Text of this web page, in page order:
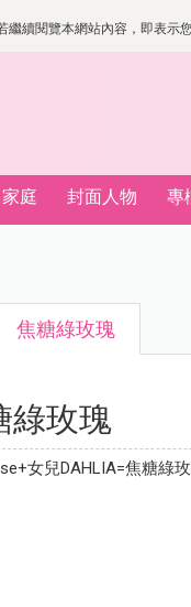
續閱覽本網站內容，即表
家庭 封面人物 專
焦糖綠玫瑰
綠玫瑰
女兒DAHLIA=焦糖綠